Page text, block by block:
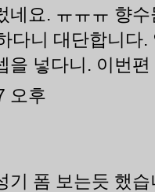
네요. ㅠㅠㅠ 향
다니 대단합니다
을 넣다니. 이번
오후
기 폼 보는듯 했습